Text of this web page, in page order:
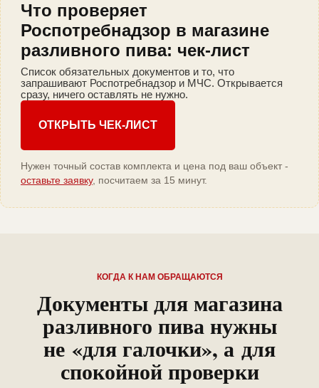
Что проверяет
Роспотребнадзор в магазине
разливного пива: чек-лист
Список обязательных документов и то, что
запрашивают Роспотребнадзор и МЧС. Открывается
сразу, ничего оставлять не нужно.
ОТКРЫТЬ ЧЕК-ЛИСТ
Нужен точный состав комплекта и цена под ваш объект -
оставьте заявку, посчитаем за 15 минут.
КОГДА К НАМ ОБРАЩАЮТСЯ
Документы для магазина
разливного пива нужны
не «для галочки», а для
спокойной проверки